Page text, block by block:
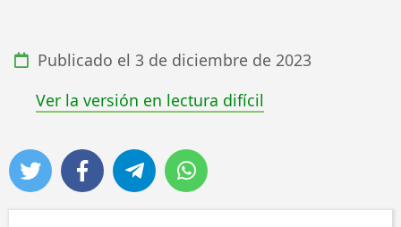
Publicado el 3 de diciembre de 2023
Ver la versión en lectura difícil